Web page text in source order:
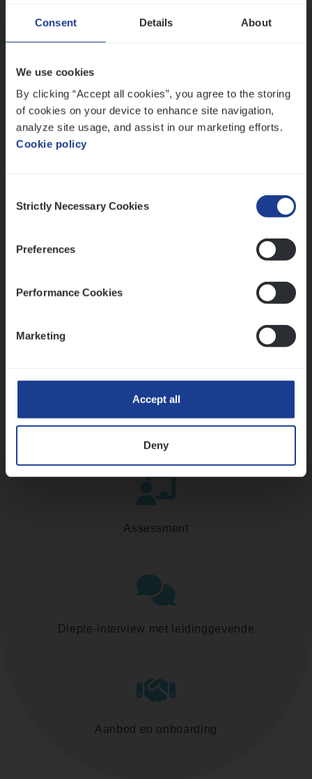
Consent Details About
We use cookies
By clicking “Accept all cookies”, you agree to the storing
of cookies on your device to enhance site navigation,
analyze site usage, and assist in our marketing efforts.
Cookie policy
Selection
Strictly Necessary Cookies
Preferences
Performance Cookies
Marketing
Accept all
Deny
Antwerpen
Lees onze verhalen
Meer dan collega’s: hoe Julie en Aurélie elkaar
versterken
Mathias houdt van diepgaande dossiers én droge
Kennismaking met HR
Assessment
Diepte-interview met leidinggevende
Aanbod en onboarding